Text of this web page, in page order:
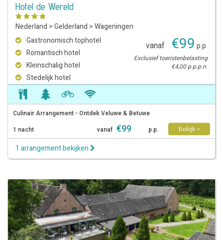
Hotel de Wereld
Nederland >Gelderland >Wageningen
Gastronomisch tophotel
Romantisch hotel
Kleinschalig hotel
Stedelijk hotel
vanaf €99 p.p.
Exclusief toeristenbelasting
€4,00 p.p.p.n.
Culinair Arrangement - Ontdek Veluwe & Betuwe
1 nacht
vanaf €99 p.p. Bekijk >
1 arrangement bekijken